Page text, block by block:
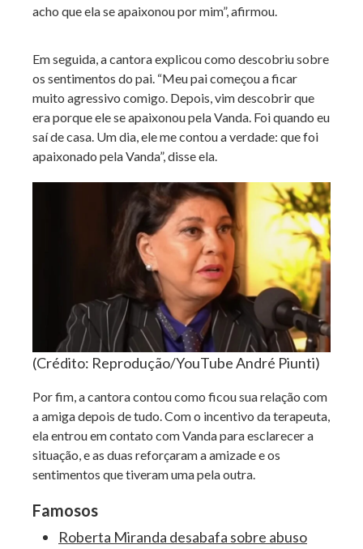
acho que ela se apaixonou por mim”, afirmou.
Em seguida, a cantora explicou como descobriu sobre
os sentimentos do pai. “Meu pai começou a ficar
muito agressivo comigo. Depois, vim descobrir que
era porque ele se apaixonou pela Vanda. Foi quando eu
saí de casa. Um dia, ele me contou a verdade: que foi
apaixonado pela Vanda”, disse ela.
(Crédito: Reprodução/YouTube André Piunti)
Por fim, a cantora contou como ficou sua relação com
a amiga depois de tudo. Com o incentivo da terapeuta,
ela entrou em contato com Vanda para esclarecer a
situação, e as duas reforçaram a amizade e os
sentimentos que tiveram uma pela outra.
Famosos
Roberta Miranda desabafa sobre abuso